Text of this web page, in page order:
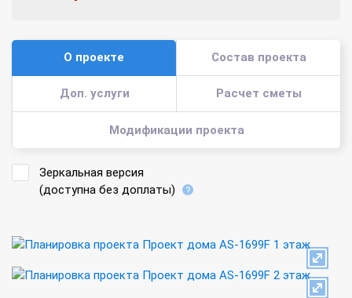
О проекте Состав проекта
Доп. услуги Расчет сметы
Модификации проекта
Зеркальная версия
(доступна без доплаты)